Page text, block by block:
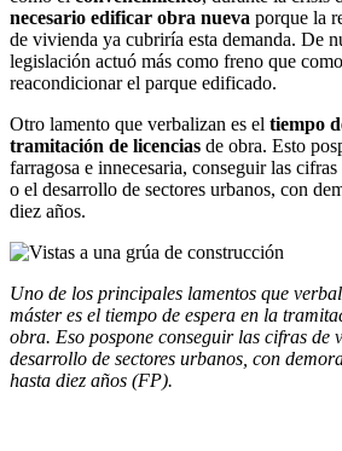
necesario edificar obra nueva porque la
de vivienda ya cubriría esta demanda. De
legislación actuó más como freno que
reacondicionar el parque edificado.
Otro lamento que verbalizan es el tiempo
tramitación de licencias de obra. Esto
farragosa e innecesaria, conseguir las
o el desarrollo de sectores urbanos, con
diez años.
Uno de los principales lamentos que
máster es el tiempo de espera en la
obra. Eso pospone conseguir las cifras de
desarrollo de sectores urbanos, con
hasta diez años (FP).